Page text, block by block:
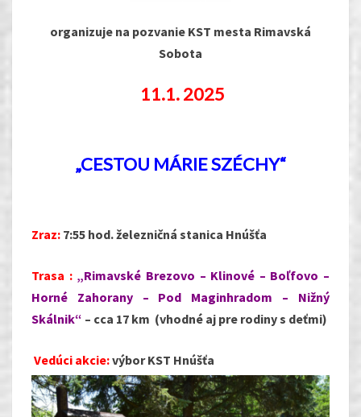
organizuje na pozvanie KST mesta Rimavská
Sobota
11.1. 2025
„CESTOU MÁRIE SZÉCHY“
Zraz: 7:55 hod.železničná stanica Hnúšťa
Trasa : „Rimavské Brezovo – Klinové – Boľfovo –
Horné Zahorany – Pod Maginhradom – Nižný
Skálnik“ – cca 17 km (vhodné aj pre rodiny s deťmi)
Vedúci akcie:výbor KST Hnúšťa